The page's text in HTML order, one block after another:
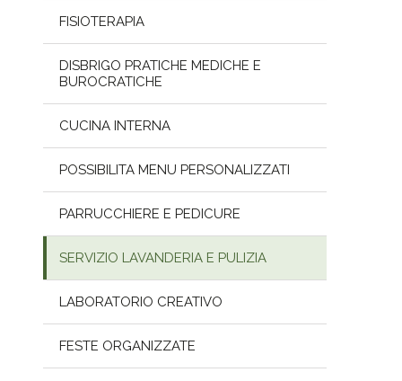
FISIOTERAPIA
DISBRIGO PRATICHE MEDICHE E
BUROCRATICHE
CUCINA INTERNA
POSSIBILITA MENU PERSONALIZZATI
PARRUCCHIERE E PEDICURE
SERVIZIO LAVANDERIA E PULIZIA
LABORATORIO CREATIVO
FESTE ORGANIZZATE